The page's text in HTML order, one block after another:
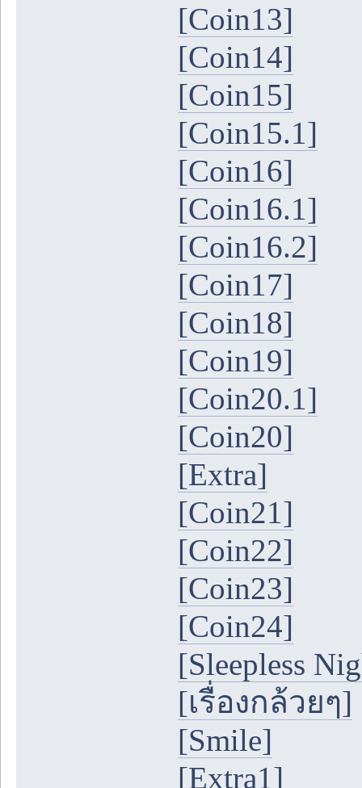
[Coin13]
[Coin14]
[Coin15]
[Coin15.1]
[Coin16]
[Coin16.1]
[Coin16.2]
[Coin17]
[Coin18]
[Coin19]
[Coin20.1]
[Coin20]
[Extra]
[Coin21]
[Coin22]
[Coin23]
[Coin24]
[Sleepless
[เรื่องกล้วยๆ]
[Smile]
[Extra1]